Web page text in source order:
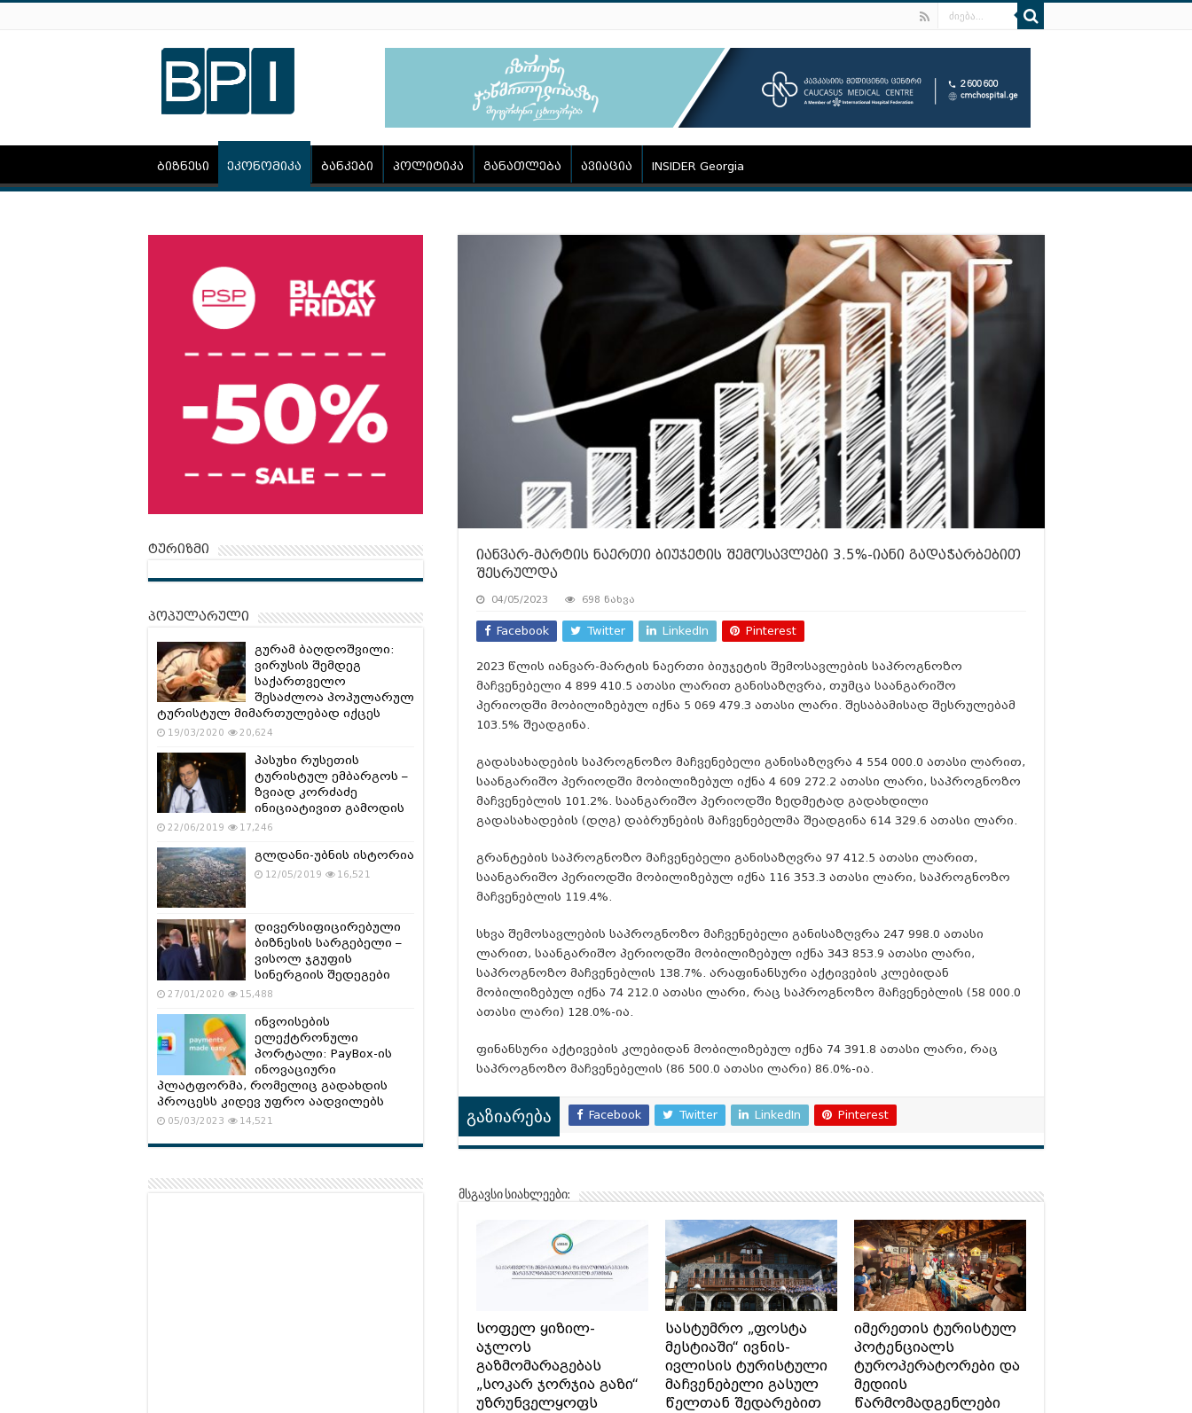
ბიზნესი ეკონომიკა ბანკები პოლიტიკა განათლება ავიაცია INSIDER Georgia
იანვარ-მარტის ნაერთი ბიუჯეტის შემოსავლები 3.5%-იანი გადაჭარბებით
შესრულდა
04/05/2023 698 ნახვა
Facebook Twitter LinkedIn Pinterest
2023 წლის იანვარ-მარტის ნაერთი ბიუჯეტის შემოსავლების საპროგნოზო
მაჩვენებელი 4 899 410.5 ათასი ლარით განისაზღვრა, თუმცა საანგარიშო
პერიოდში მობილიზებულ იქნა 5 069 479.3 ათასი ლარი. შესაბამისად შესრულებამ
103.5% შეადგინა.
გადასახადების საპროგნოზო მაჩვენებელი განისაზღვრა 4 554 000.0 ათასი ლარით,
საანგარიშო პერიოდში მობილიზებულ იქნა 4 609 272.2 ათასი ლარი, საპროგნოზო
მაჩვენებლის 101.2%. საანგარიშო პერიოდში ზედმეტად გადახდილი
გადასახადების (დღგ) დაბრუნების მაჩვენებელმა შეადგინა 614 329.6 ათასი ლარი.
გრანტების საპროგნოზო მაჩვენებელი განისაზღვრა 97 412.5 ათასი ლარით,
საანგარიშო პერიოდში მობილიზებულ იქნა 116 353.3 ათასი ლარი, საპროგნოზო
მაჩვენებლის 119.4%.
სხვა შემოსავლების საპროგნოზო მაჩვენებელი განისაზღვრა 247 998.0 ათასი
ლარით, საანგარიშო პერიოდში მობილიზებულ იქნა 343 853.9 ათასი ლარი,
საპროგნოზო მაჩვენებლის 138.7%. არაფინანსური აქტივების კლებიდან
მობილიზებულ იქნა 74 212.0 ათასი ლარი, რაც საპროგნოზო მაჩვენებლის (58 000.0
ათასი ლარი) 128.0%-ია.
ფინანსური აქტივების კლებიდან მობილიზებულ იქნა 74 391.8 ათასი ლარი, რაც
საპროგნოზო მაჩვენებელის (86 500.0 ათასი ლარი) 86.0%-ია.
გაზიარება Facebook Twitter LinkedIn Pinterest
მსგავსი სიახლეები:
სოფელ ყიზილ-
აჯლოს
გაზმომარაგებას
„სოკარ ჯორჯია გაზი“
უზრუნველყოფს
სასტუმრო „ფოსტა
მესტიაში“ ივნის-
ივლისის ტურისტული
მაჩვენებელი გასულ
წელთან შედარებით
იმერეთის ტურისტულ
პოტენციალს
ტუროპერატორები და
მედიის
წარმომადგენლები
ტურიზმი
პოპულარული
გურამ ბაღდოშვილი:
ვირუსის შემდეგ
საქართველო
შესაძლოა პოპულარულ
ტურისტულ მიმართულებად იქცეს
19/03/2020 20,624
პასუხი რუსეთის
ტურისტულ ემბარგოს –
ზვიად კორძაძე
ინიციატივით გამოდის
22/06/2019 17,246
გლდანი-უბნის ისტორია
12/05/2019 16,521
დივერსიფიცირებული
ბიზნესის სარგებელი –
ვისოლ ჯგუფის
სინერგიის შედეგები
27/01/2020 15,488
ინვოისების
ელექტრონული
პორტალი: PayBox-ის
ინოვაციური
პლატფორმა, რომელიც გადახდის
პროცესს კიდევ უფრო აადვილებს
05/03/2023 14,521